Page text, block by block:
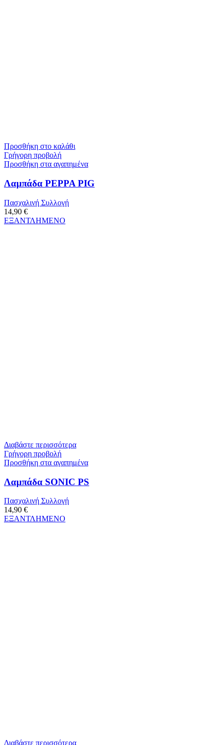
Προσθήκη στο καλάθι
Γρήγορη προβολή
Προσθήκη στα αγαπημένα
Λαμπάδα PEPPA PIG
Πασχαλινή Συλλογή
14,90 €
ΕΞΑΝΤΛΗΜΕΝΟ
Διαβάστε περισσότερα
Γρήγορη προβολή
Προσθήκη στα αγαπημένα
Λαμπάδα SONIC PS
Πασχαλινή Συλλογή
14,90 €
ΕΞΑΝΤΛΗΜΕΝΟ
Διαβάστε περισσότερα